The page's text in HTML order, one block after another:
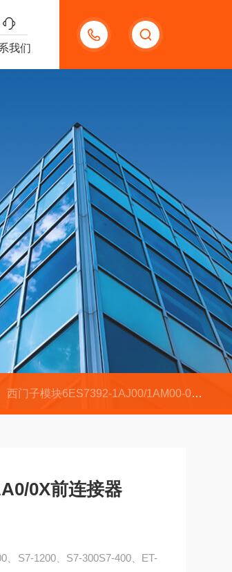
13132097161
我们
西门子模块6ES7392-1AJ00/1AM00-0AA0/0X前连接器
0X前连接器
S7-1200、S7-300S7-400、ET-